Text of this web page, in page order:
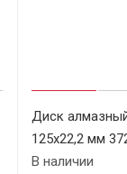
Диск
125х22,2 мм
В наличии